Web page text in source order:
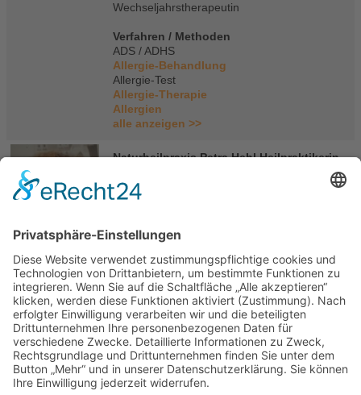
Wechseljahrstherapeutin
Verfahren / Methoden
ADS / ADHS
Allergie-Behandlung
Allergie-Test
Allergie-Therapie
Allergien
alle anzeigen >>
Naturheilpraxis Petra Hehl Heilpraktikerin
Poppenbrügger Weg 22
24145 Kiel
Tel.: +49(0)431 - 88702970
E-Mail
Homepage
Portasanitas-Profil
Mitgliedschaften
Verband klassischer Homöopathen
Deutschland e.V. (VKHD)
Qualifikationen
Diätassistentin
Heilpraktikerin